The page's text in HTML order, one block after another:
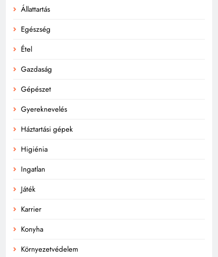
Állattartás
Egészség
Étel
Gazdaság
Gépészet
Gyereknevelés
Háztartási gépek
Higiénia
Ingatlan
Játék
Karrier
Konyha
Környezetvédelem